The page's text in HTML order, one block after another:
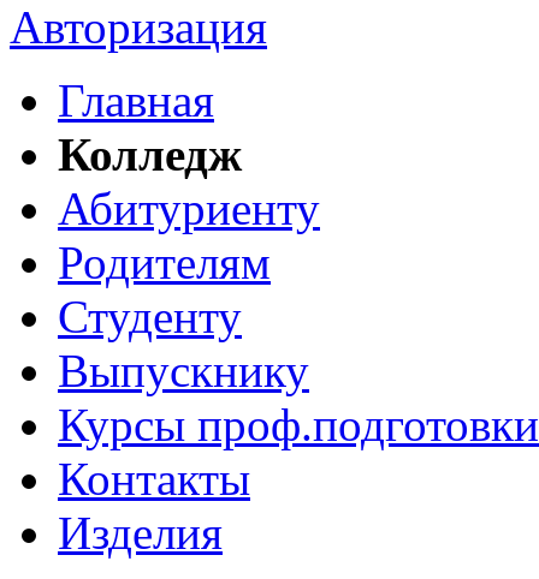
Авторизация
Главная
Колледж
Абитуриенту
Родителям
Студенту
Выпускнику
Курсы проф.подготовки
Контакты
Изделия